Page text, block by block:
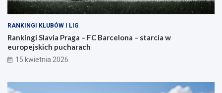
RANKINGI KLUBÓW I LIG
Rankingi Slavia Praga – FC Barcelona – starcia w
europejskich pucharach
15 kwietnia 2026